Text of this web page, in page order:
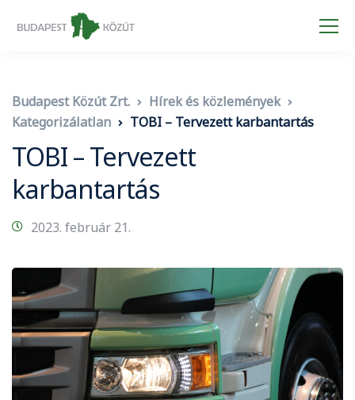
Budapest Közút Zrt.
Hírek és közlemények
Kategorizálatlan
TOBI – Tervezett karbantartás
TOBI – Tervezett
karbantartás
2023. február 21.